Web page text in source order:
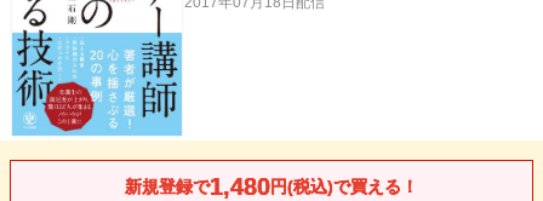
新規登録で1,480円(税込)で買える！